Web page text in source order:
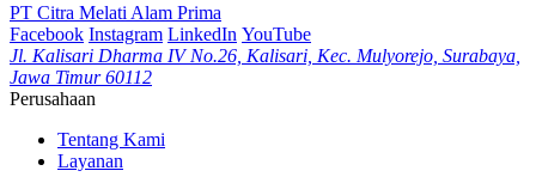
PT Citra Melati Alam Prima
Facebook Instagram LinkedIn YouTube
Jl. Kalisari Dharma IV No.26, Kalisari, Kec. Mulyorejo, Surabaya,
Jawa Timur 60112
Perusahaan
Tentang Kami
Layanan